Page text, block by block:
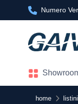
Numero
home listini